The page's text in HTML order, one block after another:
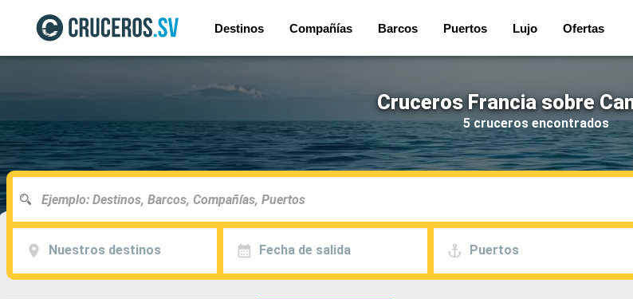
Destinos Compañías Barcos Puertos Lujo Ofertas
Cruceros Francia sobre
5 cruceros encontrados
Nuestros destinos Fecha de salida Puertos